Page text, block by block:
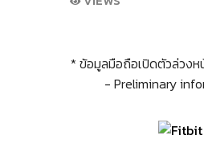
* ข้อมูลมือถือเปิดตัวล่วงห
- Preliminary